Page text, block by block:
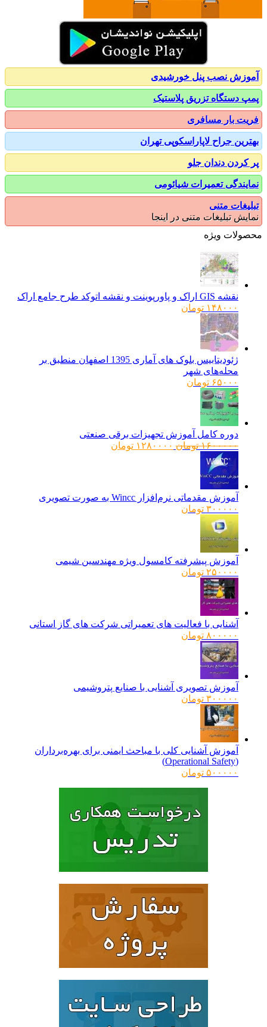
نصب پنل خورشیدی
دستگاه تزریق پلاستیک
بار مسافری
جراح لاپاراسکوپی تهران
دندان جلو
تعمیرات شیائومی
متنی
تبلیغات متنی در اینجا
ویژه
نقشه GIS اراک و پاورپوینت و نقشه اتوکد طرح جامع اراک
۱۴۸۰۰۰ تومان
ژئودیتابیس بلوک های آماری 1395 اصفهان منطبق بر
محله‌های شهر
۶۵۰۰۰ تومان
دوره کامل آموزش تجهیزات برقی صنعتی
۱۶۰۰۰۰۰ تومانقیمت
۱۲۸۰۰۰۰ تومانقیمت
آموزش مقدماتی نرم‌افزار Wincc به صورت تصویری
۳۰۰۰۰۰ تومان
آموزش پیشرفته کامسول ویژه مهندسین شیمی
۲۵۰۰۰۰ تومان
آشنایی با فعالیت های تعمیراتی شرکت های گاز استانی
۸۰۰۰۰۰ تومان
آموزش تصویری آشنایی با صنایع پتروشیمی
۳۰۰۰۰۰ تومان
آموزش آشنایی کلی با مباحث ایمنی برای بهره‌برداران
۵۰۰۰۰۰ تومان